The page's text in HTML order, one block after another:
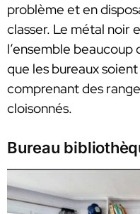
problème et en
classer. Le métal noir
l’ensemble beaucoup
que les bureaux
comprenant des
cloisonnés.
Bureau